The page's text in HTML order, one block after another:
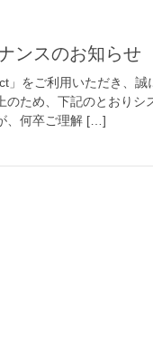
ンスのお知らせ
」をご利用いただき、
のため、下記のとおりシ
、何卒ご理解 […]